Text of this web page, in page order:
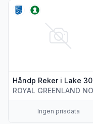
Ingen prisdata
Vis flere detaljer for